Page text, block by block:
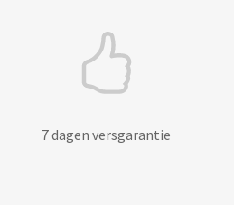
7 dagen versgarantie